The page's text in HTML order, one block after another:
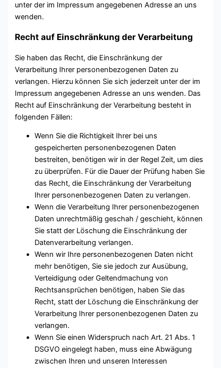
unter der im Impressum angegebenen Adresse an uns
wenden.
Recht auf Einschränkung der Verarbeitung
Sie haben das Recht, die Einschränkung der
Verarbeitung Ihrer personenbezogenen Daten zu
verlangen. Hierzu können Sie sich jederzeit unter der im
Impressum angegebenen Adresse an uns wenden. Das
Recht auf Einschränkung der Verarbeitung besteht in
folgenden Fällen:
Wenn Sie die Richtigkeit Ihrer bei uns
gespeicherten personenbezogenen Daten
bestreiten, benötigen wir in der Regel Zeit, um dies
zu überprüfen. Für die Dauer der Prüfung haben Sie
das Recht, die Einschränkung der Verarbeitung
Ihrer personenbezogenen Daten zu verlangen.
Wenn die Verarbeitung Ihrer personenbezogenen
Daten unrechtmäßig geschah / geschieht, können
Sie statt der Löschung die Einschränkung der
Datenverarbeitung verlangen.
Wenn wir Ihre personenbezogenen Daten nicht
mehr benötigen, Sie sie jedoch zur Ausübung,
Verteidigung oder Geltendmachung von
Rechtsansprüchen benötigen, haben Sie das
Recht, statt der Löschung die Einschränkung der
Verarbeitung Ihrer personenbezogenen Daten zu
verlangen.
Wenn Sie einen Widerspruch nach Art. 21 Abs. 1
DSGVO eingelegt haben, muss eine Abwägung
zwischen Ihren und unseren Interessen